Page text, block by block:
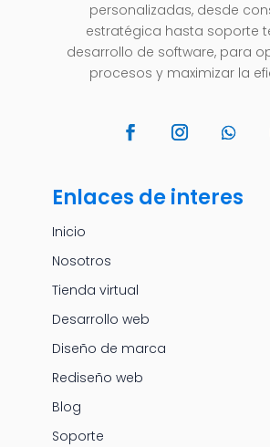
personalizadas, desde
estratégica hasta soporte
desarrollo de software, para
procesos y maximizar la
Enlaces de interes
Inicio
Nosotros
Tienda virtual
Desarrollo web
Diseño de marca
Rediseño web
Blog
Soporte